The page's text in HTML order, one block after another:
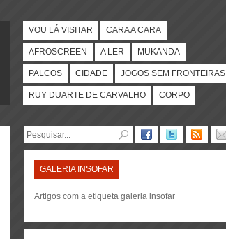
VOU LÁ VISITAR CARA A CARA
AFROSCREEN A LER MUKANDA
PALCOS CIDADE JOGOS SEM FRONTEIRAS
RUY DUARTE DE CARVALHO CORPO
GALERIA INSOFAR
Artigos com a etiqueta galeria insofar